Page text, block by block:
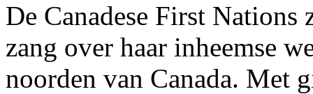
De Canadese First Nations
zang over haar inheemse
noorden van Canada. Met